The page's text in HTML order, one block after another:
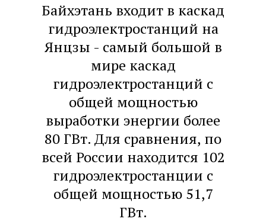
Байхэтань входит в каскад
гидроэлектростанций на
Янцзы - самый большой в
мире каскад
гидроэлектростанций с
общей мощностью
выработки энергии более
80 ГВт. Для сравнения, по
всей России находится 102
гидроэлектростанции с
общей мощностью 51,7
ГВт.